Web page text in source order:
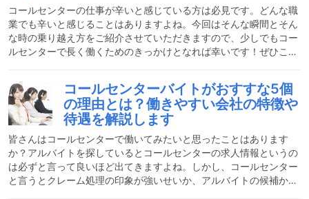
信専用のコールセンターのアルバイトは、生活のあらゆるトラブル
を
コールセンターの仕事が辛いと感じている方は必見です。どんな職
業でも辛いと感じることはありますよね。今回はそんな瞬間とそん
な時の乗り越え方をご紹介させていただきますので、少しでもコー
ルセンターで長く働くためのきっかけとなれば幸いです！ぜひこの
しく感じられるようになりましょう。コールセンターって大変な
の？？コールセンターの仕事の種類によって忙しさや大変さは違い
ます。しかしどの種類のコールセンターにも共通しているのは、電
話が鳴りやまない時はかなり忙しいということです。コールセンタ
ーは他にもPC入力をしながら電話を受けるという業務が主なの
で、
コールセンターバイトがおすすな5個
の理由とは？働きやすい会社の特徴や
待遇を解説します
皆さんはコールセンターで働いてみたいと思ったことはあります
か？アルバイトを探しているとコールセンターの求人情報というの
は必ずと言って良いほど出てきますよね。しかし、コールセンター
と言うとクレーム処理の印象が強いせいか、アルバイトの候補から